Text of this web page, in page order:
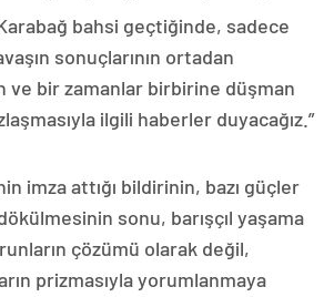
bahsi geçtiğinde, sadece
sonuçlarının ortadan
ve bir zamanlar birbirine düşman
ilgili haberler duyacağız.”
imza attığı bildirinin, bazı güçler
sonu, barışçıl yaşama
çözümü olarak değil,
prizmasıyla yorumlanmaya